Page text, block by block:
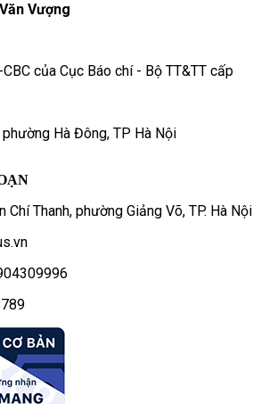
Vượng
của Cục Báo chí - Bộ TT&TT cấp
Hà Đông, TP Hà Nội
Thanh, phường Giảng Võ, TP. Hà Nội